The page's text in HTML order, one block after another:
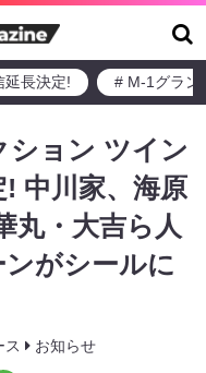
延長決定! # M-1グラン
ション ツイン
中川家、海原
丸・大吉ら人
がシールに
ス お知らせ